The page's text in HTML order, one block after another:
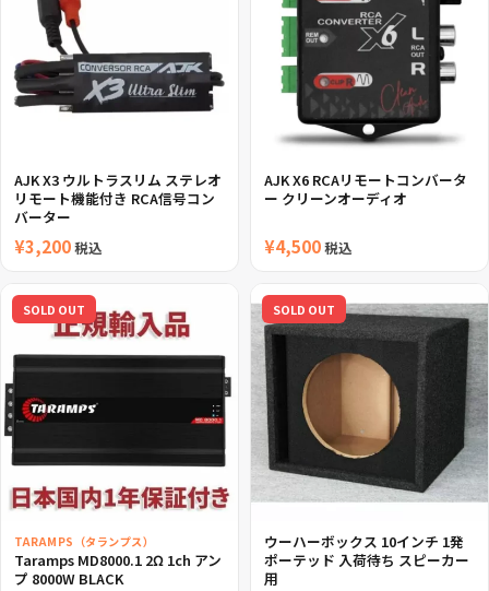
AJK X3 ウルトラスリム ステレオ
リモート機能付き RCA信号コン
バーター
¥3,200税込
AJK X6 RCAリモートコンバータ
ー クリーンオーディオ
¥4,500税込
SOLD OUT
TARAMPS（タランプス）
Taramps MD8000.1 2Ω 1ch アン
プ 8000W BLACK
SOLD OUT
ウーハーボックス 10インチ 1発
ポーテッド 入荷待ち スピーカー
用